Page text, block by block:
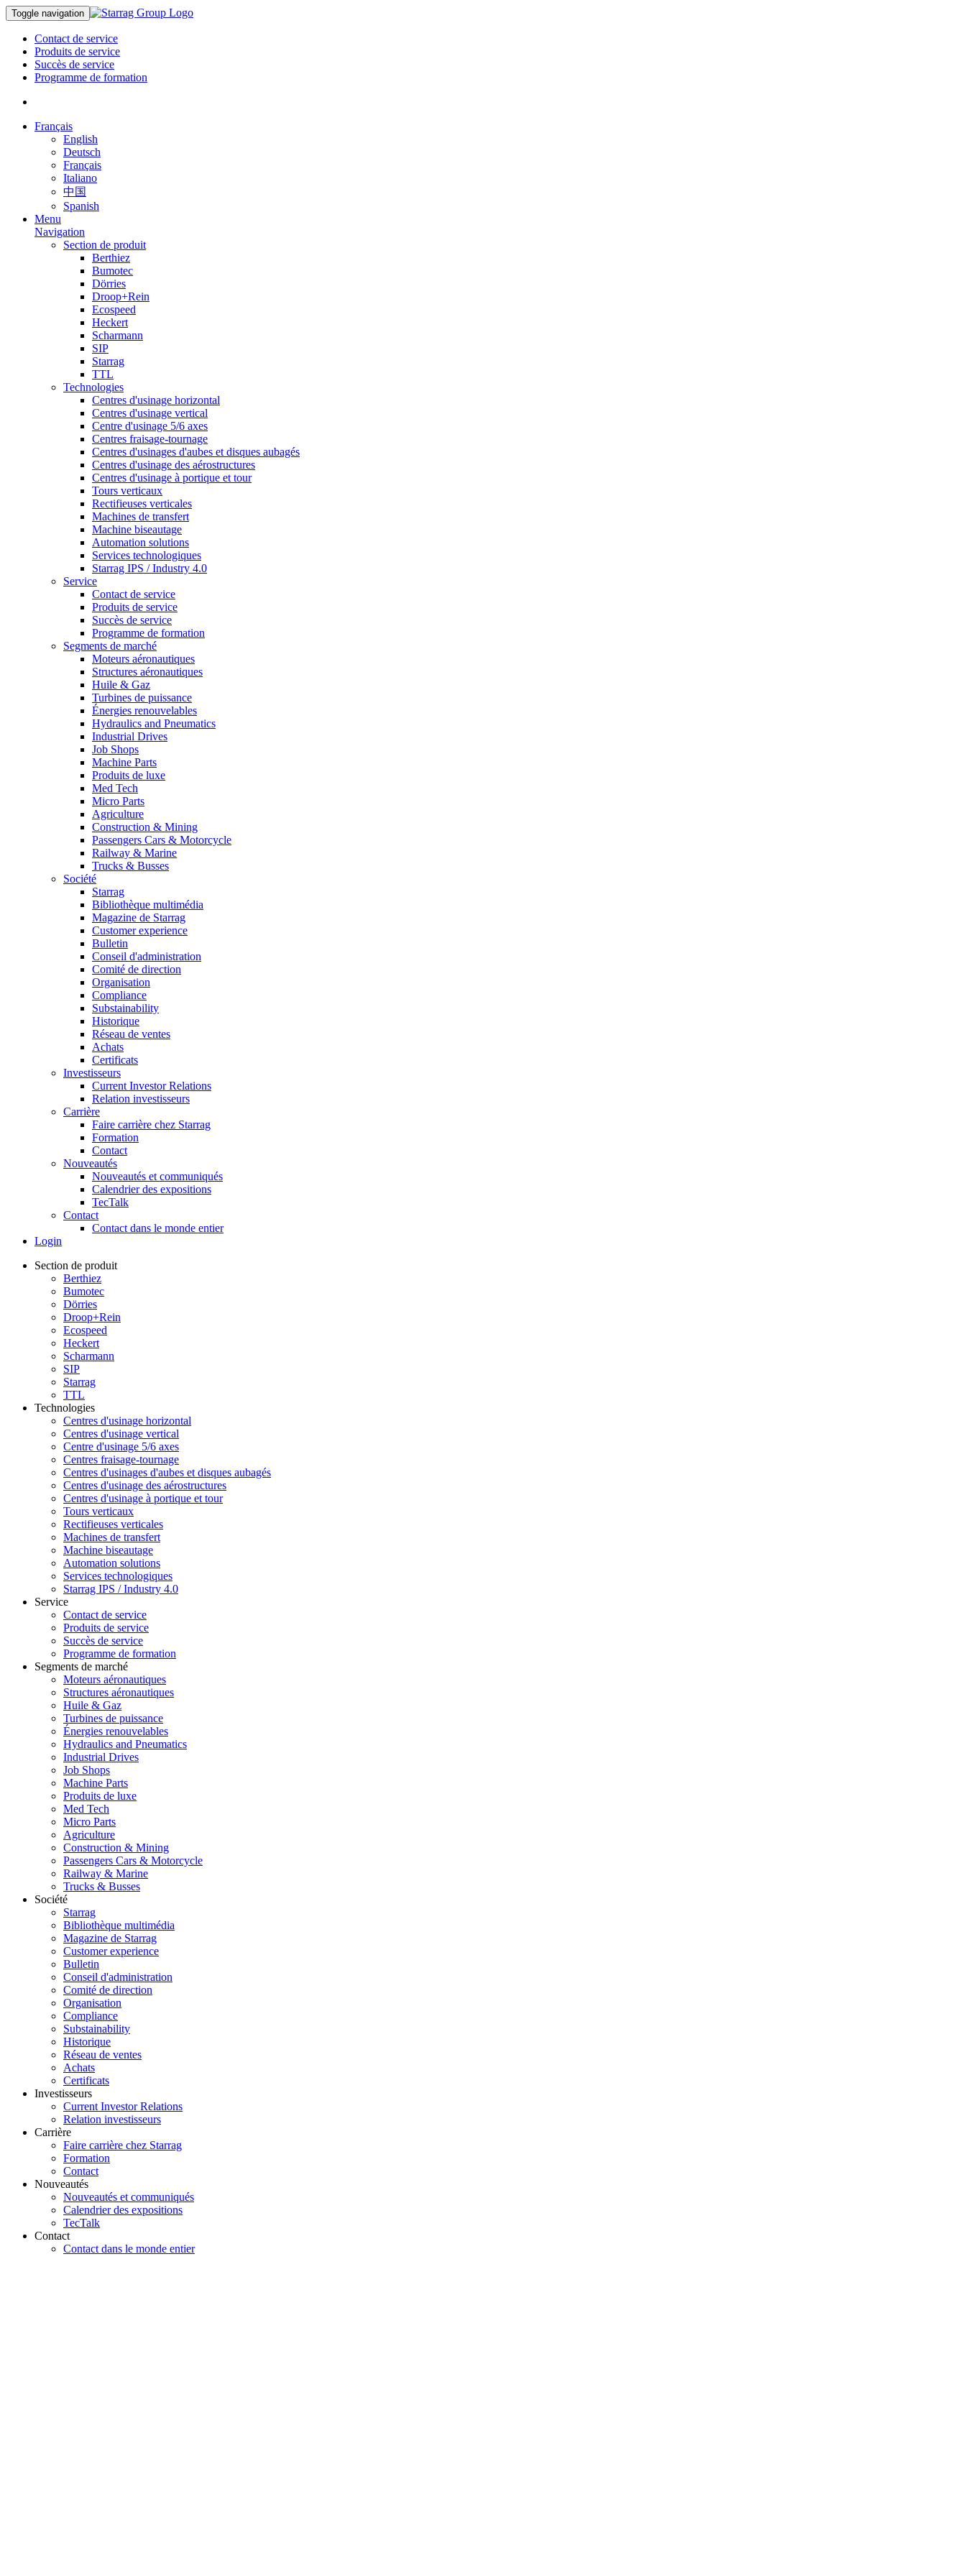
Toggle navigation
Contact de service
Produits de service
Succès de service
Programme de formation
Français
English
Deutsch
Français
Italiano
中国
Spanish
Menu
Navigation
Section de produit
Berthiez
Bumotec
Dörries
Droop+Rein
Ecospeed
Heckert
Scharmann
SIP
Starrag
TTL
Technologies
Centres d'usinage horizontal
Centres d'usinage vertical
Centre d'usinage 5/6 axes
Centres fraisage-tournage
Centres d'usinages d'aubes et disques aubagés
Centres d'usinage des aérostructures
Centres d'usinage à portique et tour
Tours verticaux
Rectifieuses verticales
Machines de transfert
Machine biseautage
Automation solutions
Services technologiques
Starrag IPS / Industry 4.0
Service
Contact de service
Produits de service
Succès de service
Programme de formation
Segments de marché
Moteurs aéronautiques
Structures aéronautiques
Huile & Gaz
Turbines de puissance
Énergies renouvelables
Hydraulics and Pneumatics
Industrial Drives
Job Shops
Machine Parts
Produits de luxe
Med Tech
Micro Parts
Agriculture
Construction & Mining
Passengers Cars & Motorcycle
Railway & Marine
Trucks & Busses
Société
Starrag
Bibliothèque multimédia
Magazine de Starrag
Customer experience
Bulletin
Conseil d'administration
Comité de direction
Organisation
Compliance
Substainability
Historique
Réseau de ventes
Achats
Certificats
Investisseurs
Current Investor Relations
Relation investisseurs
Carrière
Faire carrière chez Starrag
Formation
Contact
Nouveautés
Nouveautés et communiqués
Calendrier des expositions
TecTalk
Contact
Contact dans le monde entier
Login
Section de produit
Berthiez
Bumotec
Dörries
Droop+Rein
Ecospeed
Heckert
Scharmann
SIP
Starrag
TTL
Technologies
Centres d'usinage horizontal
Centres d'usinage vertical
Centre d'usinage 5/6 axes
Centres fraisage-tournage
Centres d'usinages d'aubes et disques aubagés
Centres d'usinage des aérostructures
Centres d'usinage à portique et tour
Tours verticaux
Rectifieuses verticales
Machines de transfert
Machine biseautage
Automation solutions
Services technologiques
Starrag IPS / Industry 4.0
Service
Contact de service
Produits de service
Succès de service
Programme de formation
Segments de marché
Moteurs aéronautiques
Structures aéronautiques
Huile & Gaz
Turbines de puissance
Énergies renouvelables
Hydraulics and Pneumatics
Industrial Drives
Job Shops
Machine Parts
Produits de luxe
Med Tech
Micro Parts
Agriculture
Construction & Mining
Passengers Cars & Motorcycle
Railway & Marine
Trucks & Busses
Société
Starrag
Bibliothèque multimédia
Magazine de Starrag
Customer experience
Bulletin
Conseil d'administration
Comité de direction
Organisation
Compliance
Substainability
Historique
Réseau de ventes
Achats
Certificats
Investisseurs
Current Investor Relations
Relation investisseurs
Carrière
Faire carrière chez Starrag
Formation
Contact
Nouveautés
Nouveautés et communiqués
Calendrier des expositions
TecTalk
Contact
Contact dans le monde entier